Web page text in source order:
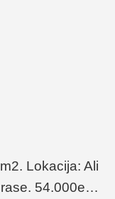
Lokacija: Ali
54.000e…